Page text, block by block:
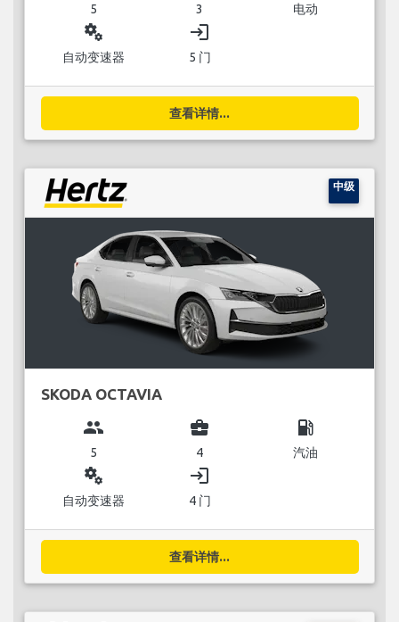
5 3 电动
miscellaneous_services
自动变速器
login
5 门
查看详情...
中级
SKODA OCTAVIA
group
5
business_center
4
local_gas_station
汽油
miscellaneous_services
自动变速器
login
4 门
查看详情...